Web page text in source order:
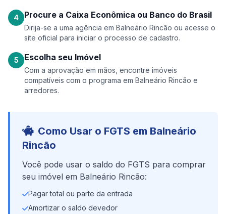
4 Procure a Caixa Econômica ou Banco do Brasil
Dirija-se a uma agência em Balneário Rincão ou acesse o
site oficial para iniciar o processo de cadastro.
5 Escolha seu Imóvel
Com a aprovação em mãos, encontre imóveis
compatíveis com o programa em Balneário Rincão e
arredores.
Como Usar o FGTS em Balneário
Rincão
Você pode usar o saldo do FGTS para comprar
seu imóvel em Balneário Rincão:
Pagar total ou parte da entrada
Amortizar o saldo devedor